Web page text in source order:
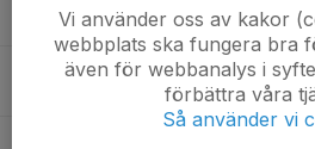
Vi använder oss av kakor
webbplats ska fungera bra
även för webbanalys i
förbättra våra
Så använder vi